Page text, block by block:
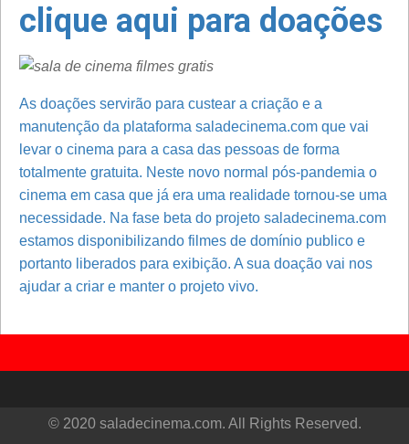
clique aqui para doações
As doações servirão para custear a criação e a
manutenção da plataforma saladecinema.com que vai
levar o cinema para a casa das pessoas de forma
totalmente gratuita. Neste novo normal pós-pandemia o
cinema em casa que já era uma realidade tornou-se uma
necessidade. Na fase beta do projeto saladecinema.com
estamos disponibilizando filmes de domínio publico e
portanto liberados para exibição. A sua doação vai nos
ajudar a criar e manter o projeto vivo.
© 2020 saladecinema.com. All Rights Reserved.